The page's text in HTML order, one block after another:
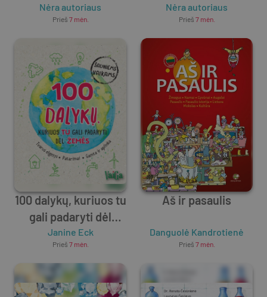
Nėra autoriaus
Prieš 7 mėn.
Nėra autoriaus
Prieš 7 mėn.
100 dalykų, kuriuos tu
gali padaryti dėl
Žemės
Janine Eck
Prieš 7 mėn.
Aš ir pasaulis
Danguolė Kandrotienė
Prieš 7 mėn.